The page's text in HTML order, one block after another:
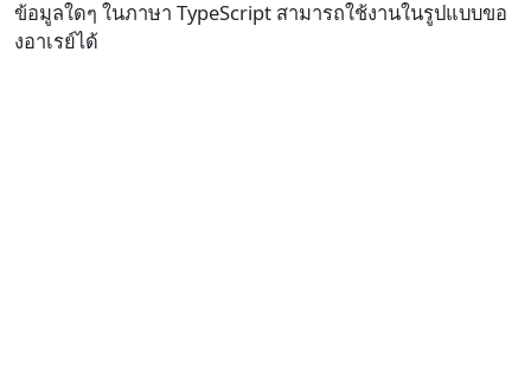
ข้อมูลใดๆ ในภาษา TypeScript สามารถใช้งานในรูปแบบขอ
งอาเรย์ได้